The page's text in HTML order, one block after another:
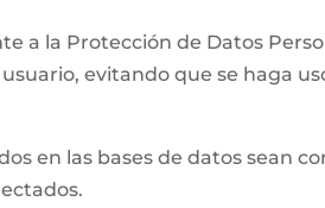
a la Protección de Datos
evitando que se haga
en las bases de datos sean